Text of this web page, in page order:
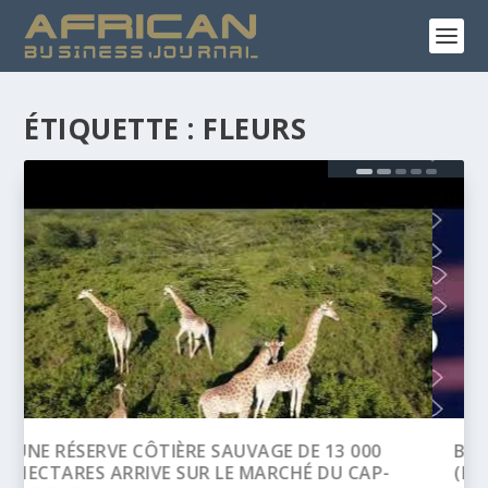
ÉTIQUETTE : FLEURS
BANQUE AFRICAINE DE DÉVELOPPEMENT
(BAD) – ASSEMBLÉE ANNUELLES 2026 :